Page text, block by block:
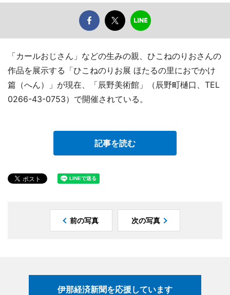
「カールおじさん」などの生みの親、ひこねのりおさんの
作品を展示する「ひこねのりお展 ほたるの里におでかけ
篇（へん）」が現在、「辰野美術館」（辰野町樋口、TEL
0266-43-0753）で開催されている。
記事を読む
前の写真 次の写真
伊那経済新聞を応援しています